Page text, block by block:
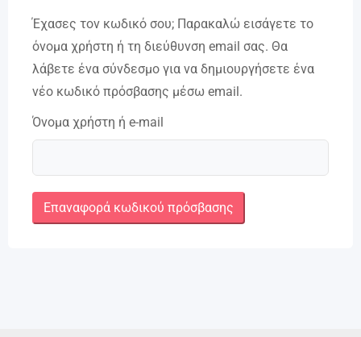
Έχασες τον κωδικό σου; Παρακαλώ εισάγετε το
όνομα χρήστη ή τη διεύθυνση email σας. Θα
λάβετε ένα σύνδεσμο για να δημιουργήσετε ένα
νέο κωδικό πρόσβασης μέσω email.
Όνομα χρήστη ή e-mail